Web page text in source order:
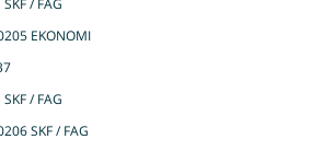
EKONOMI
/ FAG
SKF / FAG